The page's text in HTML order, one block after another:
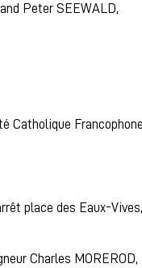
Peter SEEWALD,
Catholique Francophone
place des Eaux-Vives,
Charles MOREROD,